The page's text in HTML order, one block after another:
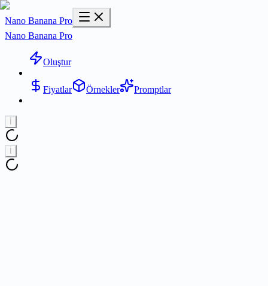
Nano Banana Pro
Nano Banana Pro
Oluştur
Fiyatlar Örnekler Promptlar